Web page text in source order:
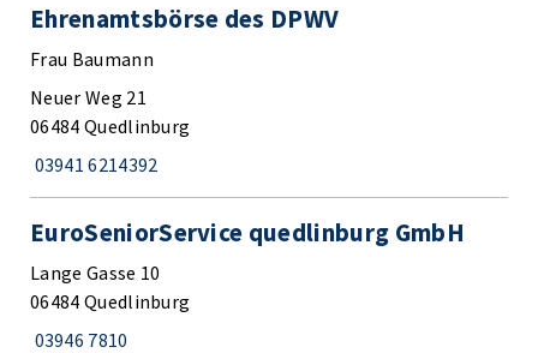
Ehrenamtsbörse des DPWV
Frau Baumann
Neuer Weg 21
06484 Quedlinburg
03941 6214392
EuroSeniorService quedlinburg GmbH
Lange Gasse 10
06484 Quedlinburg
03946 7810